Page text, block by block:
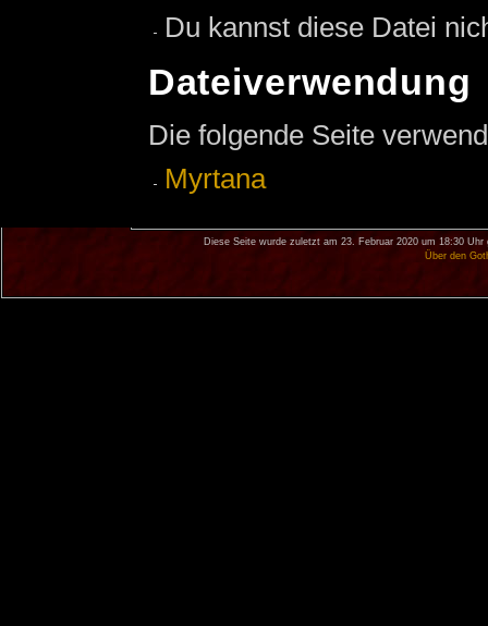
Du kannst diese Datei
Dateiverwendung
Die folgende Seite
Myrtana
Diese Seite wurde zuletzt am 23. Februar 2020 um 18:30 Uhr
Über den